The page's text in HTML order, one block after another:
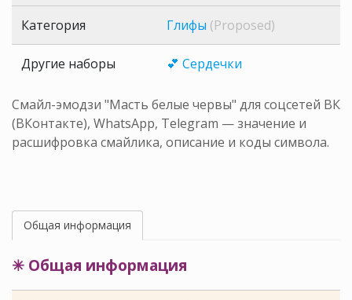
Категория Глифы (Proposed)
Другие наборы 💕 Сердечки
Смайл-эмодзи "Масть белые червы" для соцсетей ВК
(ВКонтакте), WhatsApp, Telegram — значение и
расшифровка смайлика, описание и коды символа.
Общая информация
✳ Общая информация